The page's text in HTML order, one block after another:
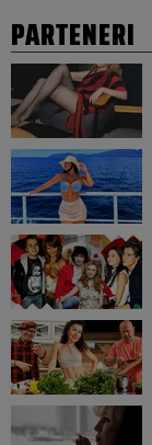
PARTENERI